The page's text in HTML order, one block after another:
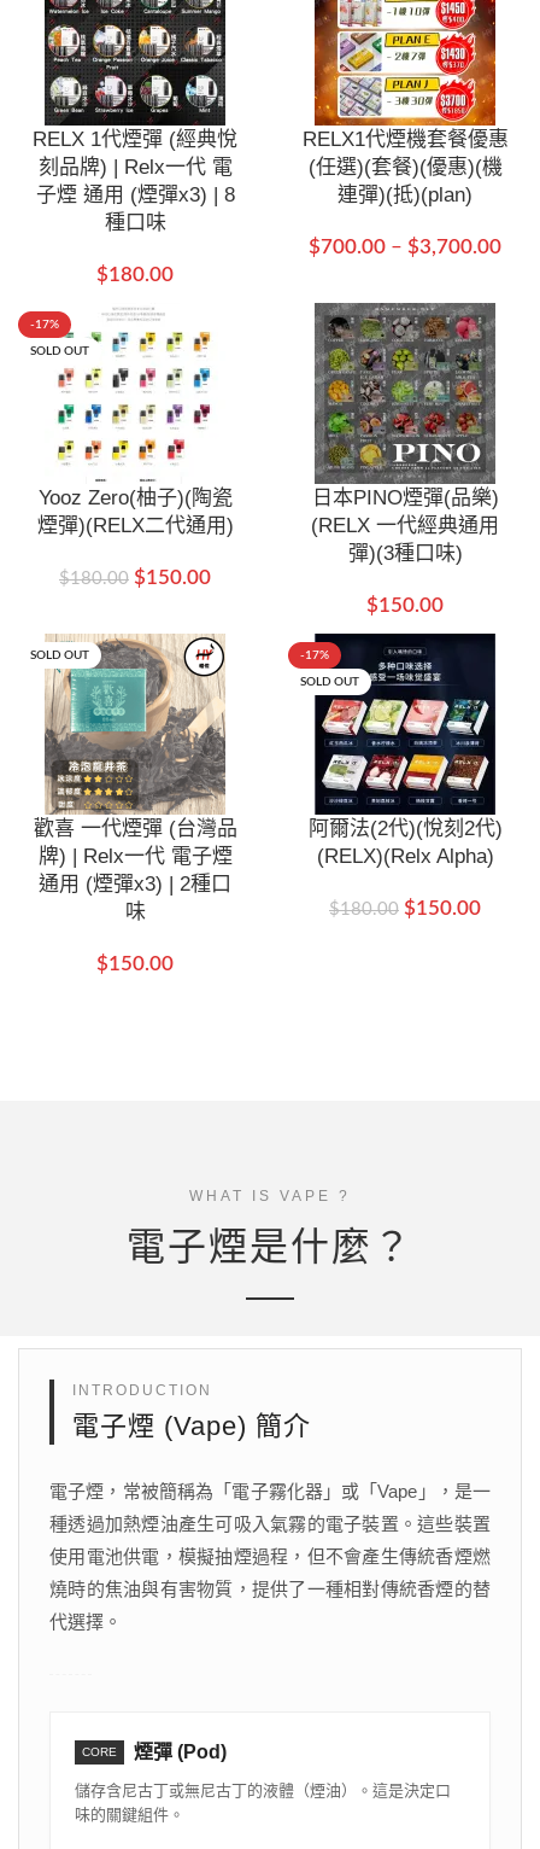
RELX 1代煙彈 (經典悅
刻品牌) | Relx一代 電
子煙 通用 (煙彈x3) | 8
種口味
$180.00
RELX1代煙機套餐優惠
(任選)(套餐)(優惠)(機
連彈)(抵)(plan)
$700.00 – $3,700.00
-17%
SOLD OUT
Yooz Zero(柚子)(陶瓷
煙彈)(RELX二代通用)
$180.00 $150.00
日本PINO煙彈(品樂)
(RELX 一代經典通用
彈)(3種口味)
$150.00
SOLD OUT
歡喜 一代煙彈 (台灣品
牌) | Relx一代 電子煙
通用 (煙彈x3) | 2種口
味
$150.00
-17%
SOLD OUT
阿爾法(2代)(悅刻2代)
(RELX)(Relx Alpha)
$180.00 $150.00
WHAT IS VAPE ?
電子煙是什麼？
INTRODUCTION
電子煙 (Vape) 簡介
電子煙，常被簡稱為「電子霧化器」或「Vape」，是一
種透過加熱煙油產生可吸入氣霧的電子裝置。這些裝置
使用電池供電，模擬抽煙過程，但不會產生傳統香煙燃
燒時的焦油與有害物質，提供了一種相對傳統香煙的替
代選擇。
CORE 煙彈 (Pod)
儲存含尼古丁或無尼古丁的液體（煙油）。這是決定口
味的關鍵組件。